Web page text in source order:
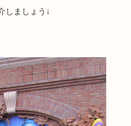
しましょう↓